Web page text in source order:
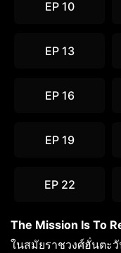
EP 10
EP 13
EP 16
EP 19
EP 22
The Mission Is To
ในสมัยราชวงศ์ฮั่นตะ